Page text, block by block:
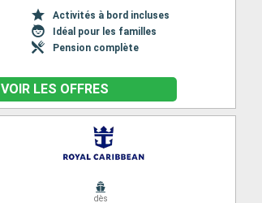
Activités à bord incluses
Idéal pour les familles
Pension complète
VOIR LES OFFRES
dès